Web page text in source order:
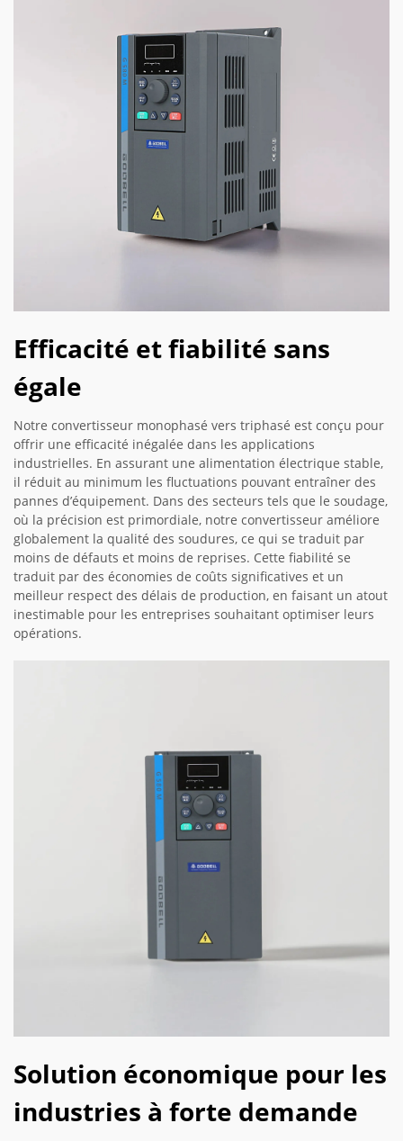
Efficacité et fiabilité sans
égale
Notre convertisseur monophasé vers triphasé est conçu pour
offrir une efficacité inégalée dans les applications
industrielles. En assurant une alimentation électrique stable,
il réduit au minimum les fluctuations pouvant entraîner des
pannes d’équipement. Dans des secteurs tels que le soudage,
où la précision est primordiale, notre convertisseur améliore
globalement la qualité des soudures, ce qui se traduit par
moins de défauts et moins de reprises. Cette fiabilité se
traduit par des économies de coûts significatives et un
meilleur respect des délais de production, en faisant un atout
inestimable pour les entreprises souhaitant optimiser leurs
opérations.
Solution économique pour les
industries à forte demande